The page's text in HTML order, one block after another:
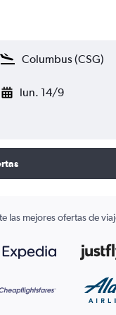
lun. 14/9
las mejores ofertas de